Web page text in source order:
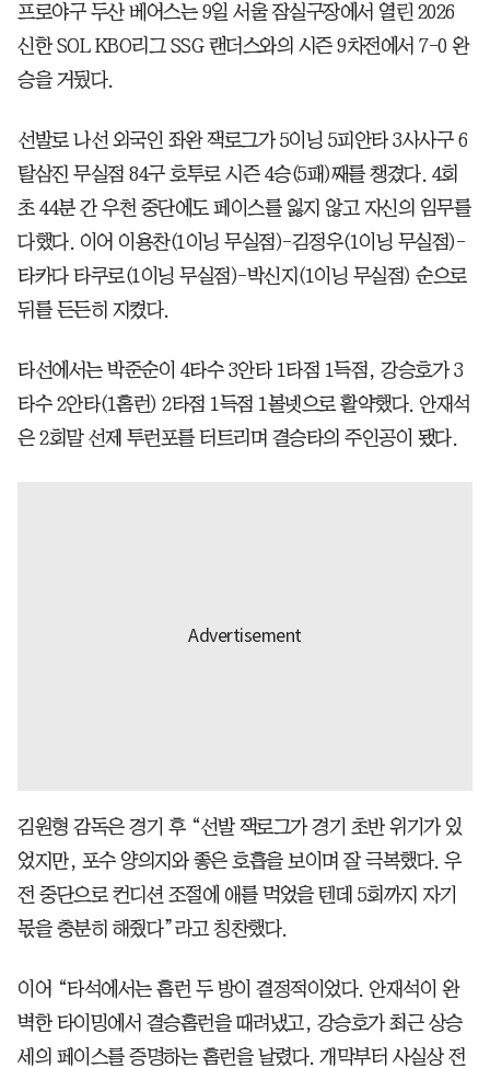
프로야구 두산 베어스는 9일 서울 잠실구장에서 열린 2026
신한 SOL KBO리그 SSG 랜더스와의 시즌 9차전에서 7-0 완
승을 거뒀다.
선발로 나선 외국인 좌완 잭로그가 5이닝 5피안타 3사사구 6
탈삼진 무실점 84구 호투로 시즌 4승(5패)째를 챙겼다. 4회
초 44분 간 우천 중단에도 페이스를 잃지 않고 자신의 임무를
다했다. 이어 이용찬(1이닝 무실점)-김정우(1이닝 무실점)-
타카다 타쿠로(1이닝 무실점)-박신지(1이닝 무실점) 순으로
뒤를 든든히 지켰다.
타선에서는 박준순이 4타수 3안타 1타점 1득점, 강승호가 3
타수 2안타(1홈런) 2타점 1득점 1볼넷으로 활약했다. 안재석
은 2회말 선제 투런포를 터트리며 결승타의 주인공이 됐다.
김원형 감독은 경기 후 “선발 잭로그가 경기 초반 위기가 있
었지만, 포수 양의지와 좋은 호흡을 보이며 잘 극복했다. 우
전 중단으로 컨디션 조절에 애를 먹었을 텐데 5회까지 자기
몫을 충분히 해줬다”라고 칭찬했다.
이어 “타석에서는 홈런 두 방이 결정적이었다. 안재석이 완
벽한 타이밍에서 결승홈런을 때려냈고, 강승호가 최근 상승
세의 페이스를 증명하는 홈런을 날렸다. 개막부터 사실상 전